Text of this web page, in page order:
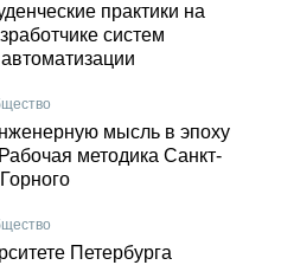
практики на
систем
мысль в эпоху
методика Санкт-
Петербурга